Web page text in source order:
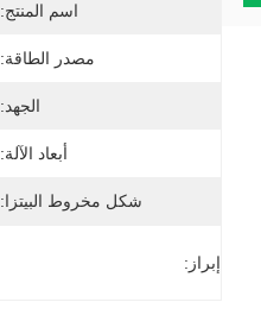
اسم المنتج:
مصدر الطاقة:
الجهد:
أبعاد الآلة:
شكل مخروط البيتزا:
إبراز: